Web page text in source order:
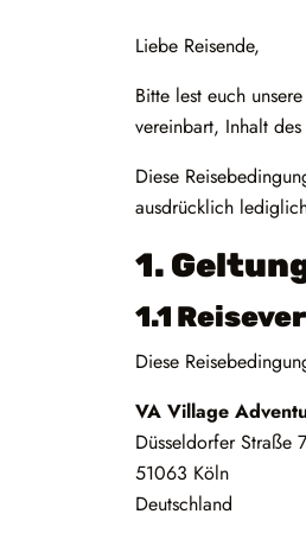
Liebe Reisende,
Bitte lest euch
vereinbart, Inhalt
Diese
ausdrücklich
1.
1.1
Diese
VA Village
Düsseldorfer Straße
51063 Köln
Deutschland